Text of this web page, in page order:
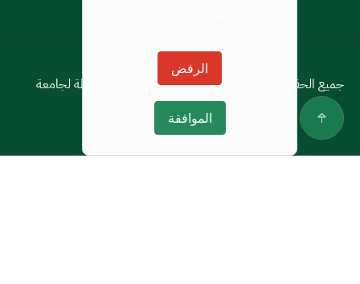
سياسة الاستخدام
جميع الحقوق محفوظة © 2026 جميع الحقوق محفوظة لجامعة
الجوف
الرفض
الموافقة